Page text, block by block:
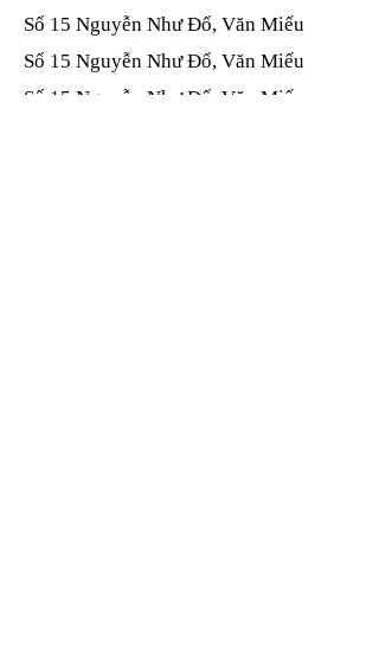
Số 15 Nguyễn Như Đổ, Văn Miếu​​​​
Số 15 Nguyễn Như Đổ, Văn Miếu​​​​
Số 15 Nguyễn Như Đổ, Văn Miếu​​​​